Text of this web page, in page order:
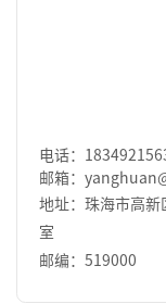
电话：
邮箱：
地址：珠海市高新
室
邮编：519000